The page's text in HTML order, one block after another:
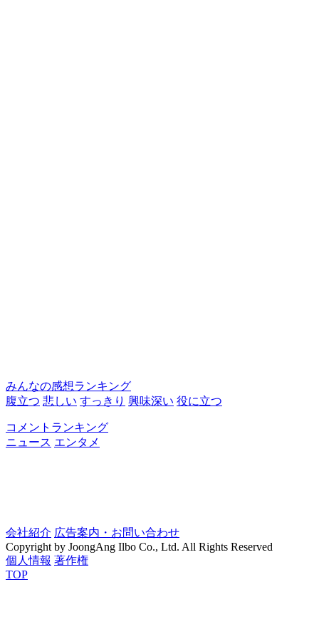
みんなの感想ランキング
腹立つ 悲しい すっきり 興味深い 役に立つ
コメントランキング
ニュース エンタメ
会社紹介 広告案内・お問い合わせ
Copyright by JoongAng Ilbo Co., Ltd. All Rights Reserved
個人情報 著作権
TOP